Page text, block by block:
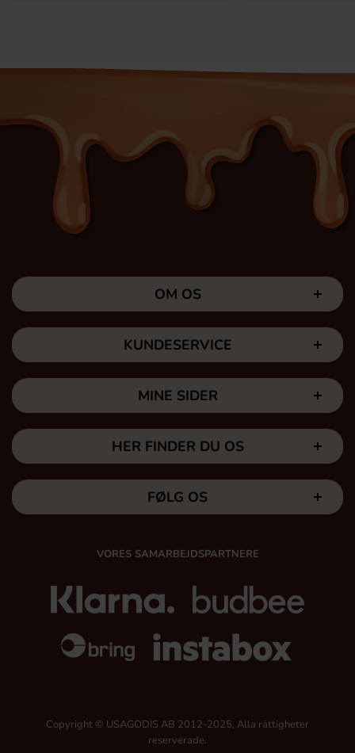
OM OS
KUNDESERVICE
MINE SIDER
HER FINDER DU OS
FØLG OS
VORES SAMARBEJDSPARTNERE
Copyright © USAGODIS AB 2012-2025, Alla rättigheter
reserverade.